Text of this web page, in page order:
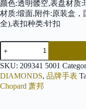
颜色:透明髅空,表盘材质
材质:缎面,附件:原装盒
全),表扣种类:针扣
CHOPARD
萧
邦
HAPPY
DIAMONDS
209341-
SKU: 209341 5001
DIAMONDS, 品牌手表
Chopard 萧邦